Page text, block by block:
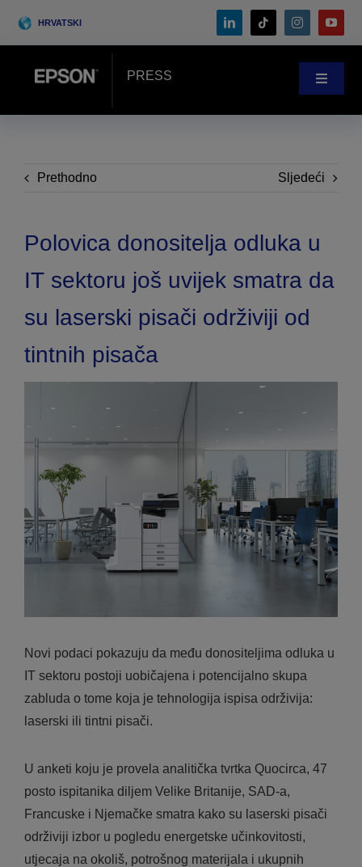
HRVATSKI
PRESS
Toggle
Priče kupaca
Događaji
Search
for:
Prethodno Sljedeći
Polovica donositelja odluka u
IT sektoru još uvijek smatra da
su laserski pisači održiviji od
tintnih pisača
Novi podaci pokazuju da među donositeljima odluka u
IT sektoru postoji uobičajena i potencijalno skupa
zabluda o tome koja je tehnologija ispisa održivija:
laserski ili tintni pisači.
U anketi koju je provela analitička tvrtka Quocirca, 47
posto ispitanika diljem Velike Britanije, SAD-a,
Francuske i Njemačke smatra kako su laserski pisači
održiviji izbor u pogledu energetske učinkovitosti,
utjecaja na okoliš, potrošnog materijala i ukupnih